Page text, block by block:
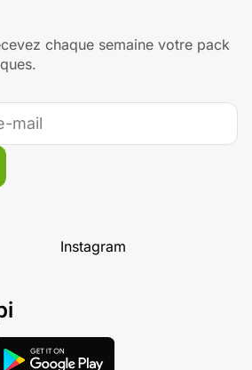
chaque semaine votre pack
Instagram